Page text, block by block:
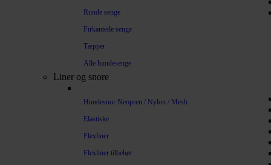
Runde senge
Firkantede senge
Tæpper
Alle hundesenge
Liner og snore
Hundesnor Neopren / Nylon / Mesh
Elastiske
Flexliner
Flexliner tilbehør